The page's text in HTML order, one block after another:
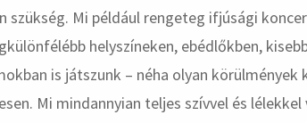
szükség. Mi például rengeteg ifjúsági
helyszíneken, ebédlőkben,
is játszunk – néha olyan
Mi mindannyian teljes szívvel és lélekkel